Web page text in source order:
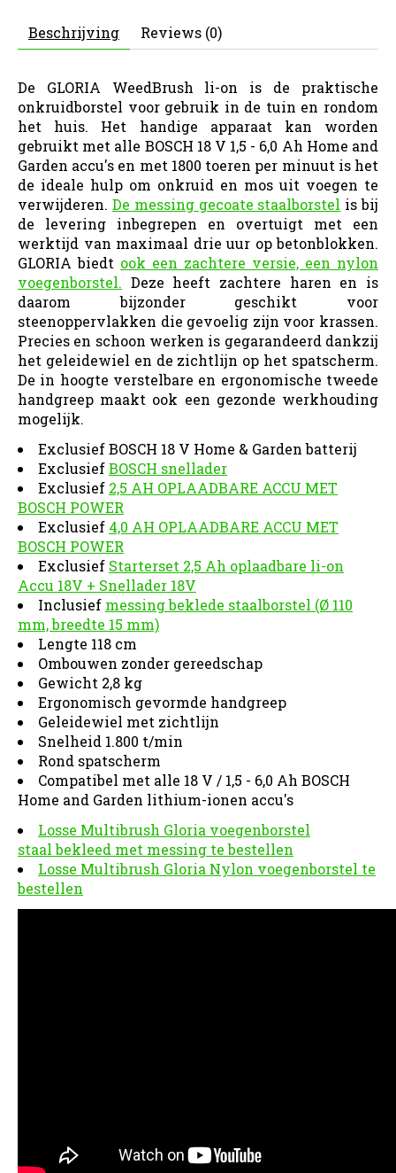
Beschrijving Reviews (0)
De GLORIA WeedBrush li-on is de praktische
onkruidborstel voor gebruik in de tuin en rondom
het huis. Het handige apparaat kan worden
gebruikt met alle BOSCH 18 V 1,5 - 6,0 Ah Home and
Garden accu's en met 1800 toeren per minuut is het
de ideale hulp om onkruid en mos uit voegen te
verwijderen. De messing gecoate staalborstel is bij
de levering inbegrepen en overtuigt met een
werktijd van maximaal drie uur op betonblokken.
GLORIA biedt ook een zachtere versie, een nylon
voegenborstel. Deze heeft zachtere haren en is
daarom bijzonder geschikt voor
steenoppervlakken die gevoelig zijn voor krassen.
Precies en schoon werken is gegarandeerd dankzij
het geleidewiel en de zichtlijn op het spatscherm.
De in hoogte verstelbare en ergonomische tweede
handgreep maakt ook een gezonde werkhouding
mogelijk.
Exclusief BOSCH 18 V Home & Garden batterij
ExclusiefBOSCH snellader
Exclusief 2,5 AH OPLAADBARE ACCU MET
BOSCH POWER
Exclusief 4,0 AH OPLAADBARE ACCU MET
BOSCH POWER
Exclusief Starterset 2,5 Ah oplaadbare li-on
Accu 18V + Snellader 18V
Inclusief messing beklede staalborstel (Ø 110
mm, breedte 15 mm)
Lengte 118 cm
Ombouwen zonder gereedschap
Gewicht 2,8 kg
Ergonomisch gevormde handgreep
Geleidewiel met zichtlijn
Snelheid 1.800 t/min
Rond spatscherm
Compatibel met alle 18 V / 1,5 - 6,0 Ah BOSCH
Home and Garden lithium-ionen accu's
Losse Multibrush Gloria voegenborstel
staal bekleed met messing te bestellen
Losse Multibrush Gloria Nylon voegenborstel te
bestellen